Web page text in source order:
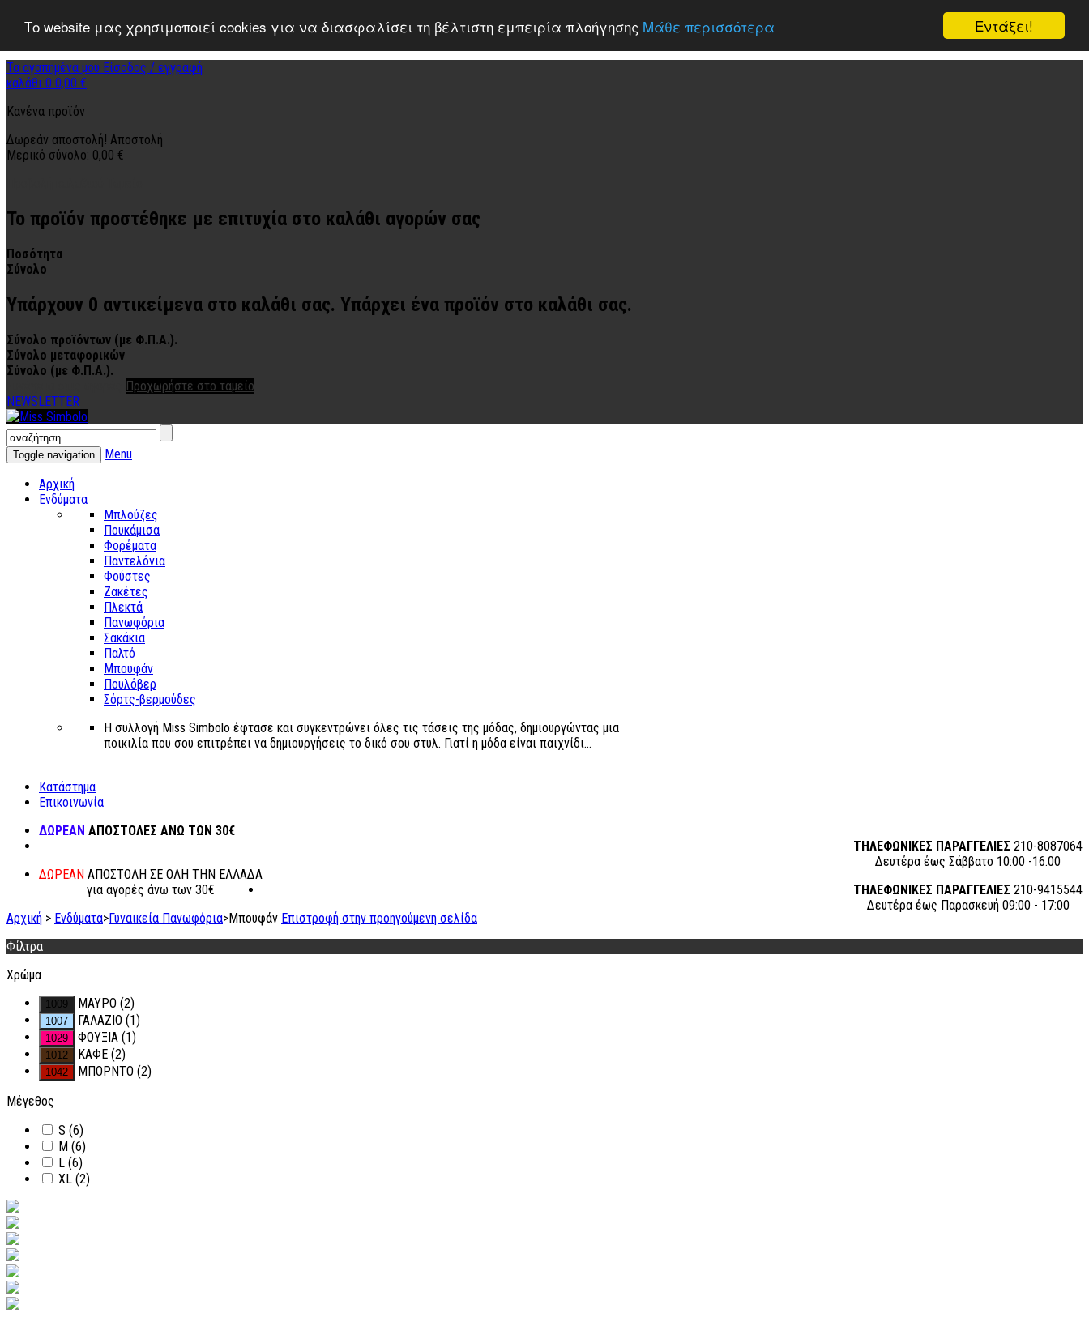
Εντάξει!
Το website μας χρησιμοποιεί cookies για να διασφαλίσει τη βέλτιστη εμπειρία πλοήγησης Μάθε περισσότερα
Τα αγαπημένα μου Είσοδος / εγγραφή
καλάθι 0 0,00 €
Κανένα προϊόν
Δωρεάν αποστολή! Αποστολή
Μερικό σύνολο: 0,00 €
Το προϊόν προστέθηκε με επιτυχία στο καλάθι αγορών σας
Ποσότητα
Σύνολο
Υπάρχουν 0 αντικείμενα στο καλάθι σας. Υπάρχει ένα προϊόν στο καλάθι σας.
Σύνολο προϊόντων (με Φ.Π.Α.).
Σύνολο μεταφορικών
Σύνολο (με Φ.Π.Α.).
Προχωρήστε στο ταμείο
NEWSLETTER
Toggle navigation
Menu
Αρχική
Ενδύματα
Μπλούζες
Πουκάμισα
Φορέματα
Παντελόνια
Φούστες
Ζακέτες
Πλεκτά
Πανωφόρια
Σακάκια
Παλτό
Μπουφάν
Πουλόβερ
Σόρτς-βερμούδες
Η συλλογή Miss Simbolo έφτασε και συγκεντρώνει όλες τις τάσεις της μόδας, δημιουργώντας μια
ποικιλία που σου επιτρέπει να δημιουργήσεις το δικό σου στυλ. Γιατί η μόδα είναι παιχνίδι...
Κατάστημα
Επικοινωνία
ΔΩΡΕΑΝ ΑΠΟΣΤΟΛΕΣ ΑΝΩ ΤΩΝ 30€
ΤΗΛΕΦΩΝΙΚΕΣ ΠΑΡΑΓΓΕΛΙΕΣ 210-8087064
Δευτέρα έως Σάββατο 10:00 -16.00
ΔΩΡΕΑΝ ΑΠΟΣΤΟΛΗ ΣΕ ΟΛΗ ΤΗΝ ΕΛΛΑΔΑ
για αγορές άνω των 30€
ΤΗΛΕΦΩΝΙΚΕΣ ΠΑΡΑΓΓΕΛΙΕΣ 210-9415544
Δευτέρα έως Παρασκευή 09:00 - 17:00
Αρχική > Ενδύματα>Γυναικεία Πανωφόρια>Μπουφάν Επιστροφή στην προηγούμενη σελίδα
Φίλτρα
Χρώμα
ΜΑΥΡΟ (2)
ΓΑΛΑΖΙΟ (1)
ΦΟΥΞΙΑ (1)
ΚΑΦΕ (2)
ΜΠΟΡΝΤΟ (2)
Μέγεθος
S (6)
M (6)
L (6)
XL (2)